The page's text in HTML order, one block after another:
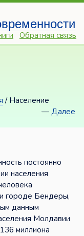
Обратная связь
/ Население
—Далее
постоянно
населения
городе Бендеры,
данным
Молдавии
миллиона